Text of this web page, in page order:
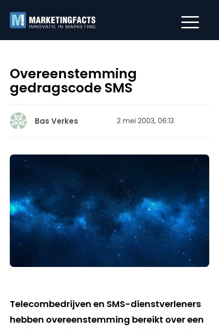
Overeenstemming
gedragscode SMS
Bas Verkes 2 mei 2003, 06:13
Telecombedrijven en SMS-dienstverleners
hebben overeenstemming bereikt over een